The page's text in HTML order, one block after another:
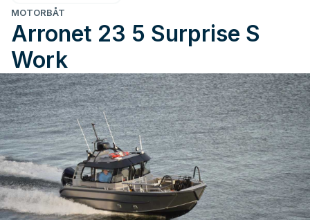
MOTORBÅT
Arronet 23 5 Surprise S
Work